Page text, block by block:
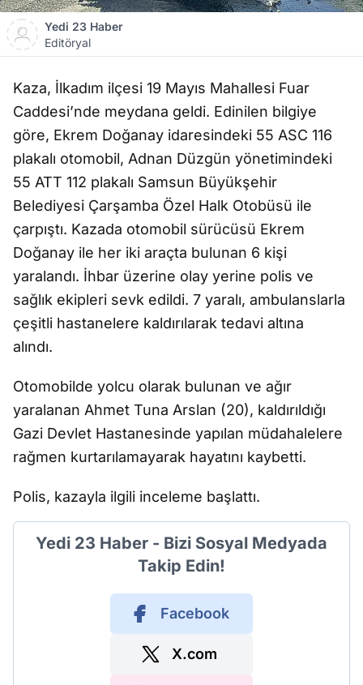
Yedi 23 Haber
Editöryal
Kaza, İlkadım ilçesi 19 Mayıs Mahallesi Fuar
Caddesi’nde meydana geldi. Edinilen bilgiye
göre, Ekrem Doğanay idaresindeki 55 ASC 116
plakalı otomobil, Adnan Düzgün yönetimindeki
55 ATT 112 plakalı Samsun Büyükşehir
Belediyesi Çarşamba Özel Halk Otobüsü ile
çarpıştı. Kazada otomobil sürücüsü Ekrem
Doğanay ile her iki araçta bulunan 6 kişi
yaralandı. İhbar üzerine olay yerine polis ve
sağlık ekipleri sevk edildi. 7 yaralı, ambulanslarla
çeşitli hastanelere kaldırılarak tedavi altına
alındı.
Otomobilde yolcu olarak bulunan ve ağır
yaralanan Ahmet Tuna Arslan (20), kaldırıldığı
Gazi Devlet Hastanesinde yapılan müdahalelere
rağmen kurtarılamayarak hayatını kaybetti.
Polis, kazayla ilgili inceleme başlattı.
Yedi 23 Haber - Bizi Sosyal Medyada
Takip Edin!
Facebook
X.com